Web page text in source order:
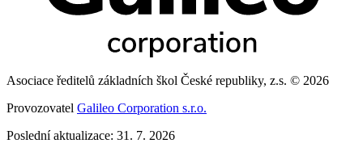
Asociace ředitelů základních škol České republiky, z.s. © 2026
Provozovatel Galileo Corporation s.r.o.
Poslední aktualizace: 31. 7. 2026